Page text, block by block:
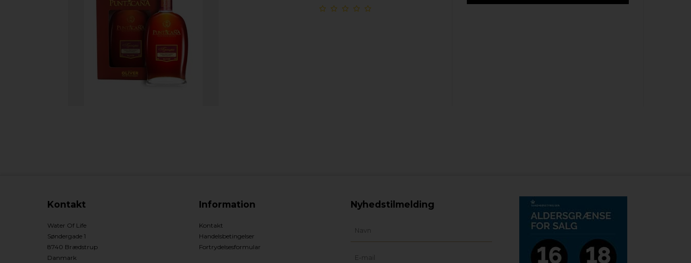
Kontakt
Water Of Life
Søndergade 1
8740 Brædstrup
Danmark
Information
Kontakt
Handelsbetingelser
Fortrydelsesformular
Nyhedstilmelding